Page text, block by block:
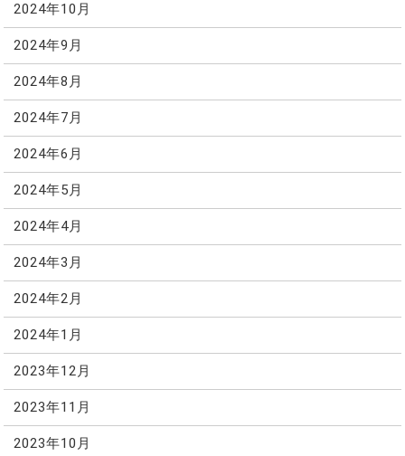
2024年10月
2024年9月
2024年8月
2024年7月
2024年6月
2024年5月
2024年4月
2024年3月
2024年2月
2024年1月
2023年12月
2023年11月
2023年10月